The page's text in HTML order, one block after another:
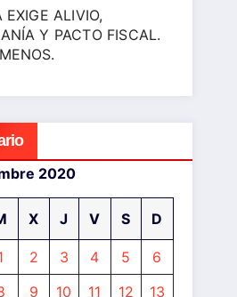
EXIGE ALIVIO,
Y PACTO FISCAL.
2020
X J V S D
2 3 4 5
6
9 10 11 12
13